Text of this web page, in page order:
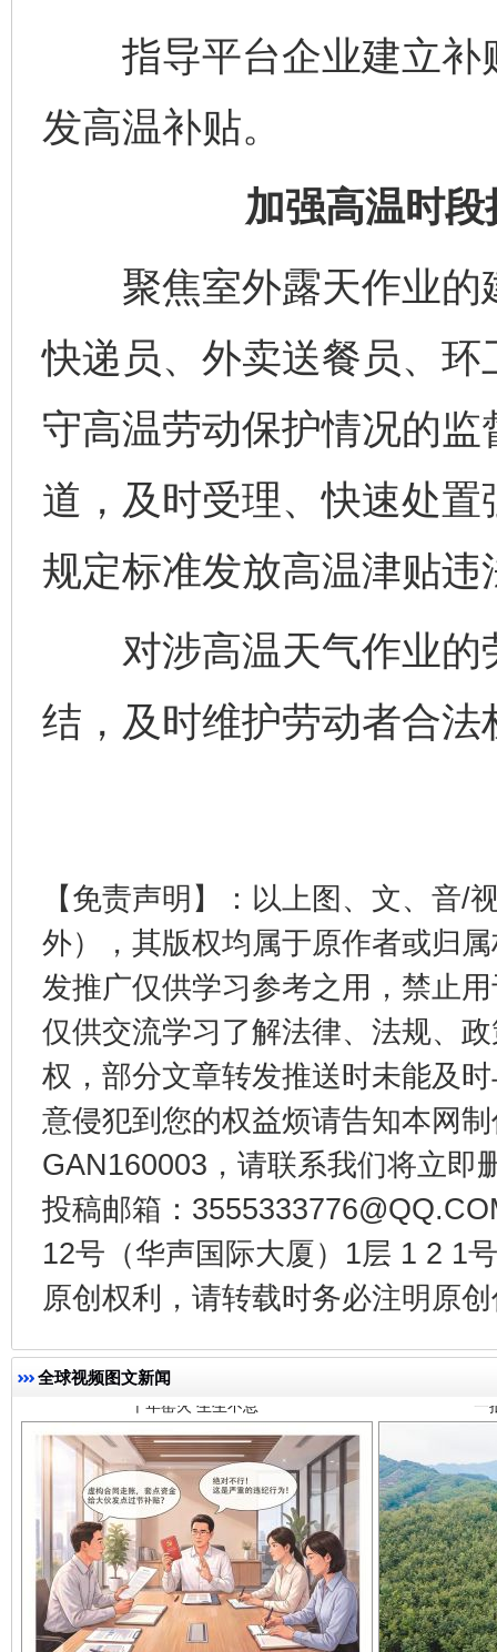
指导平台企业建立补
发高温补贴。
加强高温时
聚焦室外露天作业的
快递员、外卖送餐员、
守高温劳动保护情况的
道，及时受理、快速处
规定标准发放高温津贴违
对涉高温天气作业的
结，及时维护劳动者合法
【免责声明】：以上图、文、音/
外），其版权均属于原作者或归
发推广仅供学习参考之用，禁止
仅供交流学习了解法律、法规、
权，部分文章转发推送时未能及
意侵犯到您的权益烦请告知本网
GAN160003，请联系我们将立即
投稿邮箱：
12号（华声国际大厦）1层 1 2 1
原创权利，请转载时务必注明原
全球视频图文新闻
完善运行机制助力责任有效落实 一纸欠
东山县通报“牛蛙产品抗生素超标问题”
千年窑火 生生不息 一
揭开“小金库”的免责幌子